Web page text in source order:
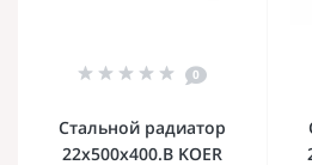
0
Стальной радиатор
22х500х400.B KOER